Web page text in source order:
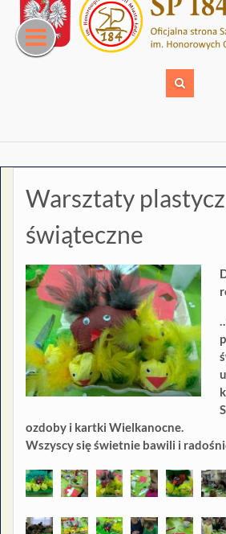
content
Warsztaty
świąteczne
ozdoby i kartki Wielkanocne.
Wszyscy się świetnie bawili i